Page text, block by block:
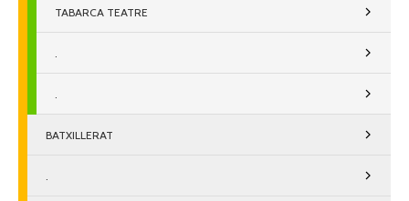
TABARCA TEATRE
.
.
BATXILLERAT
.